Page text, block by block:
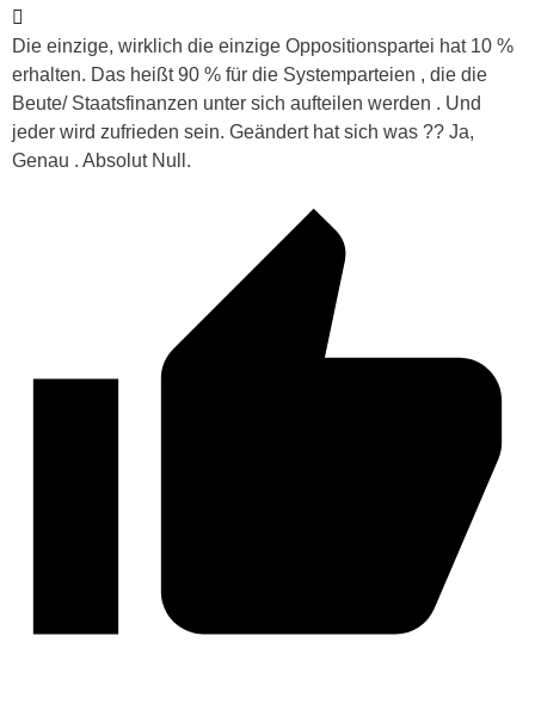
Die einzige, wirklich die einzige Oppositionspartei hat 10 %
erhalten. Das heißt 90 % für die Systemparteien , die die
Beute/ Staatsfinanzen unter sich aufteilen werden . Und
jeder wird zufrieden sein. Geändert hat sich was ?? Ja,
Genau . Absolut Null.